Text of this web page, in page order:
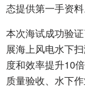
态提供第一手资料
本次海试成功验
展海上风电水下
度和效率提升10
质量验收、水下